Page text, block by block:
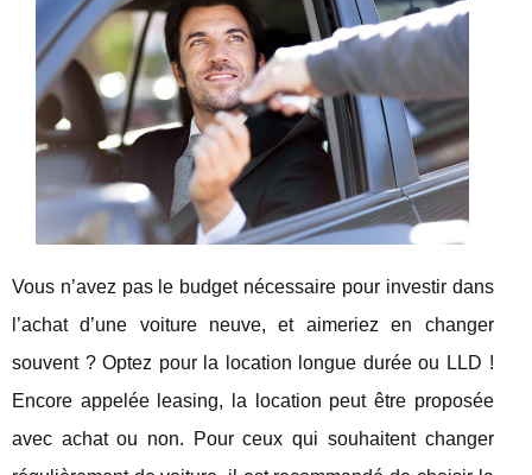
Vous n’avez pas le budget nécessaire pour investir dans
l’achat d’une voiture neuve, et aimeriez en changer
souvent ? Optez pour la location longue durée ou LLD !
Encore appelée leasing, la location peut être proposée
avec achat ou non. Pour ceux qui souhaitent changer